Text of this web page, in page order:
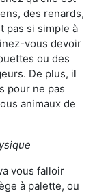
des renards,
pas si simple à
vous devoir
ou des
De plus, il
pour ne pas
animaux de
vous falloir
à palette, ou